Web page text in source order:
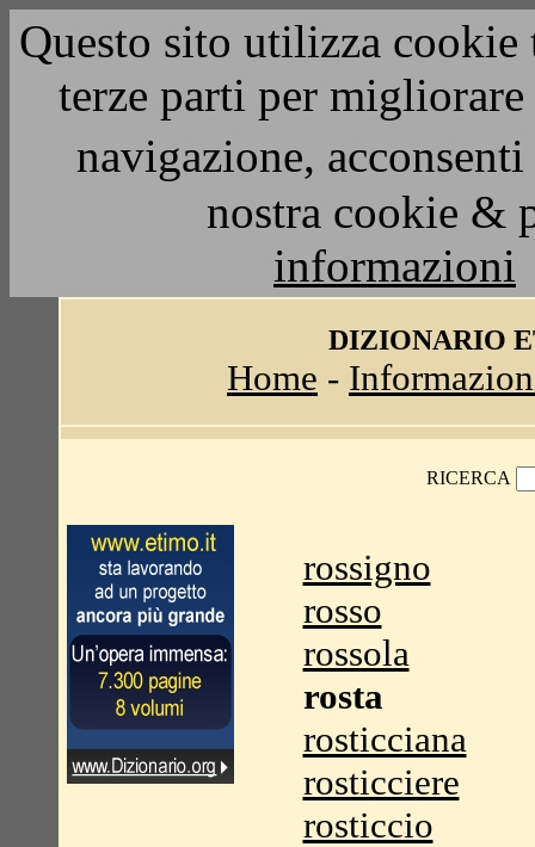
Questo sito utilizza
terze parti per
navigazione,
nostra cookie &
informazioni
DIZIONARIO
Home -
RICERCA
rossigno
rosso
rossola
rosta
rosticciana
rosticciere
rosticcio